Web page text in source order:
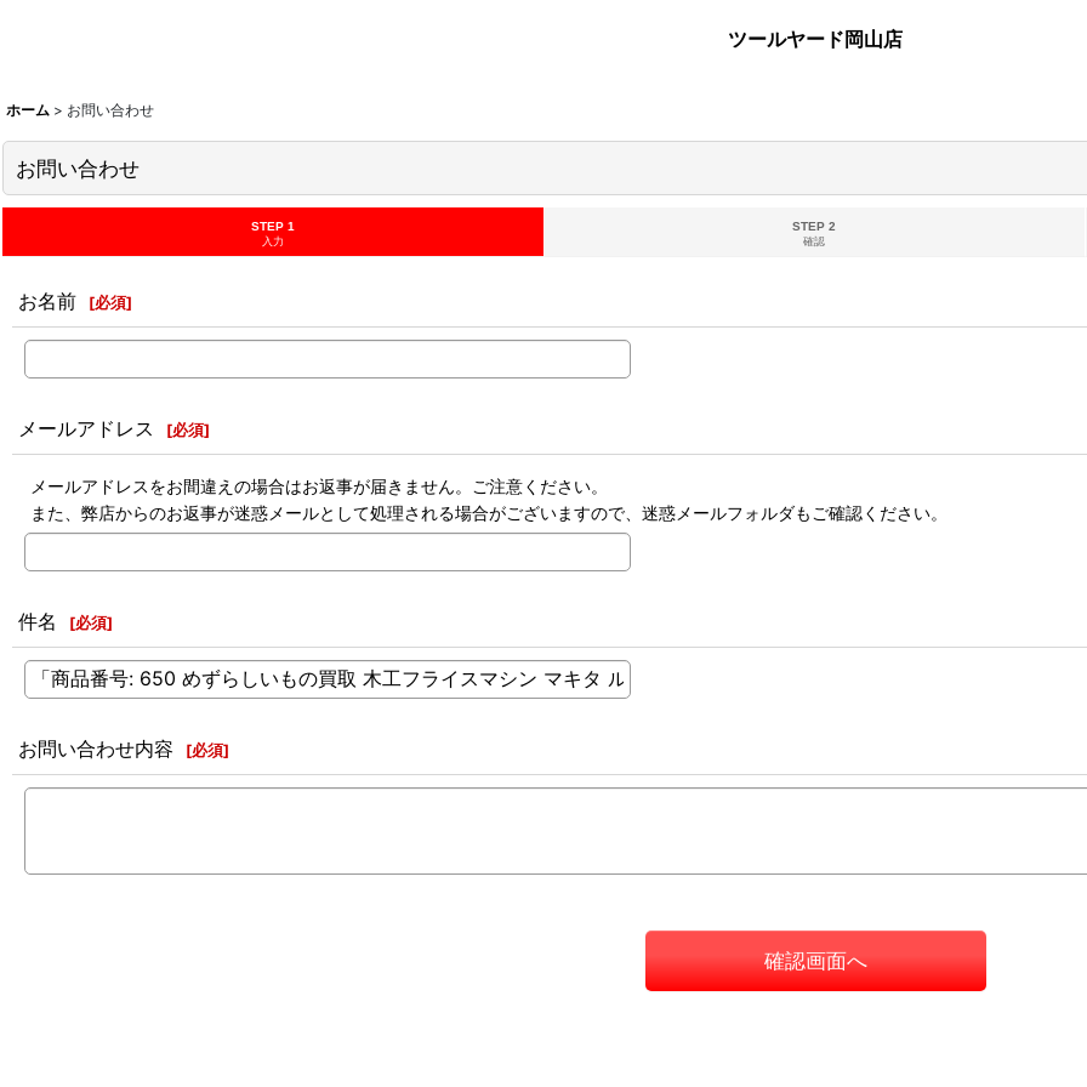
ツールヤード岡山店
ホーム > お問い合わせ
お問い合わせ
STEP 1
入力
STEP 2
確認
お名前 [必須]
メールアドレス [必須]
メールアドレスをお間違えの場合はお返事が届きません。ご注意ください。
また、弊店からのお返事が迷惑メールとして処理される場合がございますので、迷惑メールフォルダもご確認ください。
件名 [必須]
お問い合わせ内容 [必須]
確認画面へ